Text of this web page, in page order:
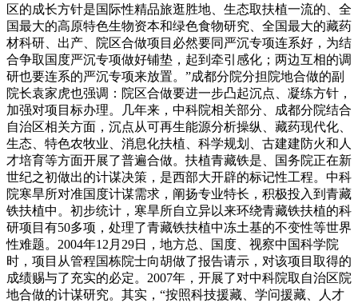
区的成长方针是国际性精品旅逛胜地、生态取扶植一流的、全
国最大的高原特色生物资本和绿色食物研究、全国最大的藏药
材科研、出产、院区合做项目必然要同严沉专项连系好，为结
合争取国度严沉专项做好铺垫，起到牵引感化；两边互相的调
研也要连系的严沉专项来放置。”成都分院分担院地合做的副
院长袁家虎也强调：院区合做要进一步凸起沉点、凝练方针，
加强对项目标办理。几年来，中科院相关部分、成都分院结合
自治区相关方面，沉点从可再生能源分析操纵、藏药现代化、
生态、特色农牧业、消息化扶植、科学规划、古建建防火和人
才培育等方面开展了普遍合做。扶植青藏铁是、国务院正在新
世纪之初做出的计谋决策，是西部大开辟的标记性工程。中科
院寒旱所对准国度计谋需求，阐扬专业特长，积极投入到青藏
铁扶植中。初步统计，寒旱所自立异以来环绕青藏铁扶植的科
研项目有50多项，处理了青藏铁扶植中冻土基的不变性等世界
性难题。2004年12月29日，地方总、国度、视察中国科学院
时，项目从管程国栋院士向胡做了报告请示，对该项目取得的
成绩赐与了充实的必定。2007年，开展了对中科院取自治区院
地合做的计谋研究。其实，“按照科技援藏、学问援藏、人才